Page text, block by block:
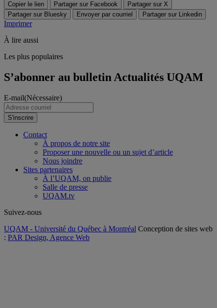
Copier le lien Partager sur Facebook
Partager sur X
Partager sur Bluesky
Envoyer par courriel Partager sur Linkedin
Imprimer
À lire aussi
Les plus populaires
S’abonner au bulletin Actualités UQAM
E-mail(Nécessaire)
S'inscrire
Contact
À propos de notre site
Proposer une nouvelle ou un sujet d’article
Nous joindre
Sites partenaires
À l’UQAM, on publie
Salle de presse
UQAM.tv
Suivez-nous
UQAM - Université du Québec à Montréal Conception de sites web
: PAR Design, Agence Web